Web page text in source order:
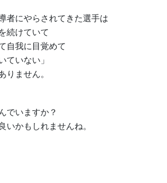
者にやらされてきた選手は
続けていて
自我に目覚めて
ていない」
りません。
でいますか？
いかもしれませんね。